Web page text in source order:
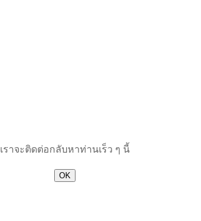
เราจะติดต่อกลับหาท่านเร็ว ๆ นี้
OK